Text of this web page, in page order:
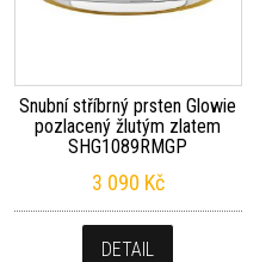
Snubní stříbrný prsten Glowie
pozlacený žlutým zlatem
SHG1089RMGP
3 090 Kč
DETAIL